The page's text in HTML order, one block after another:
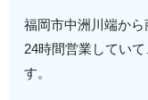
福岡市中洲川端から
24時間営業してい
す。